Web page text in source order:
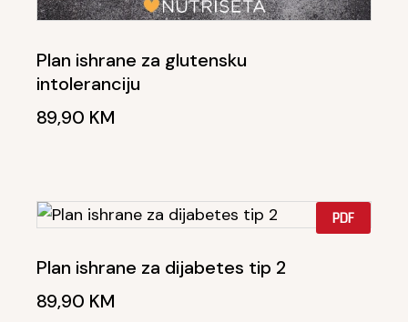
Plan ishrane za glutensku
intoleranciju
89,90 KM
PDF
Plan ishrane za dijabetes tip 2
89,90 KM